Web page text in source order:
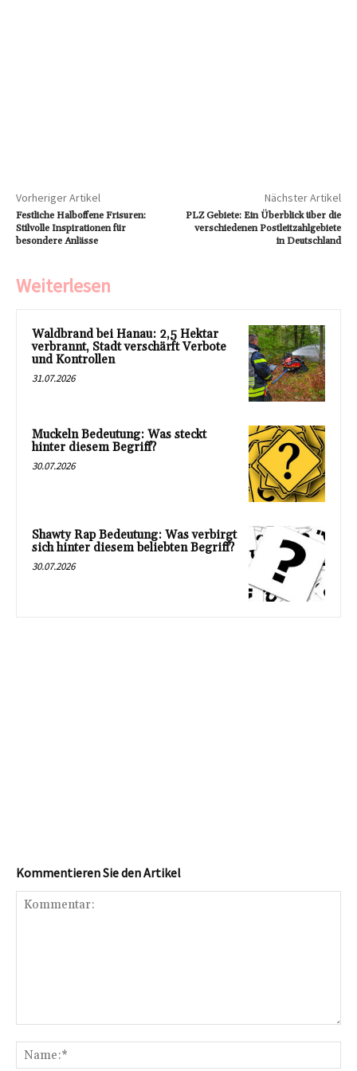
Vorheriger Artikel
Festliche Halboffene Frisuren:
Stilvolle Inspirationen für
besondere Anlässe
Nächster Artikel
PLZ Gebiete: Ein Überblick über die
verschiedenen Postleitzahlgebiete
in Deutschland
Weiterlesen
Waldbrand bei Hanau: 2,5 Hektar
verbrannt, Stadt verschärft Verbote
und Kontrollen
31.07.2026
Muckeln Bedeutung: Was steckt
hinter diesem Begriff?
30.07.2026
Shawty Rap Bedeutung: Was verbirgt
sich hinter diesem beliebten Begriff?
30.07.2026
Kommentieren Sie den Artikel